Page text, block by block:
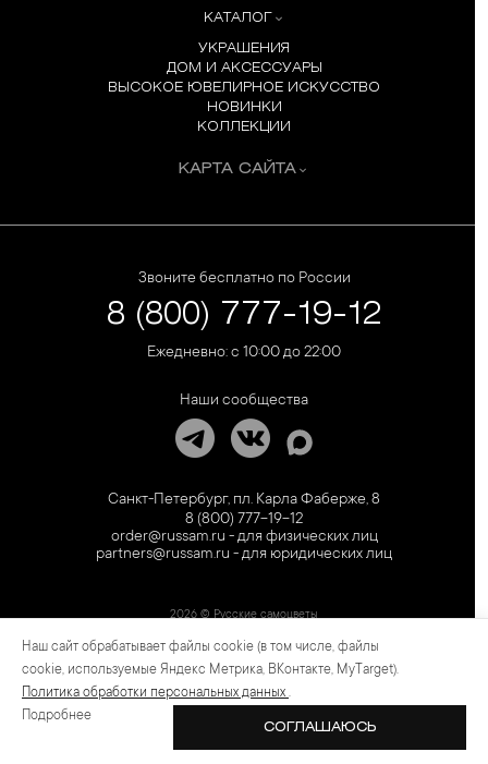
КАТАЛОГ
УКРАШЕНИЯ
ДОМ И АКСЕССУАРЫ
ВЫСОКОЕ ЮВЕЛИРНОЕ ИСКУССТВО
НОВИНКИ
КОЛЛЕКЦИИ
КАРТА САЙТА
Звоните бесплатно по России
8 (800) 777-19-12
Ежедневно: с 10:00 до 22:00
Наши сообщества
Санкт-Петербург, пл. Карла Фаберже, 8
8 (800) 777-19-12
order@russam.ru - для физических лиц
partners@russam.ru - для юридических лиц
2026 © Русские самоцветы
Предложение не является публичной офертой. Цены на сайте и в розничной сети
могут отличаться. Информация на сайте о товаре носит рекламный характер и
расценивается как приглашение делать оферты на основании п.1 ст. 437
Гражданского кодекса РФ.
Наш сайт обрабатывает файлы cookie (в том числе, файлы
cookie, используемые Яндекс Метрика, ВКонтакте, MyTarget).
Политика обработки персональных данных .
Подробнее
СОГЛАШАЮСЬ